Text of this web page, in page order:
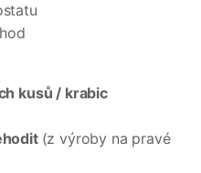
kusů / krabic
(z výroby na pravé